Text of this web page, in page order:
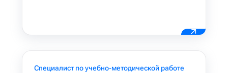
Специалист по учебно-методической работе